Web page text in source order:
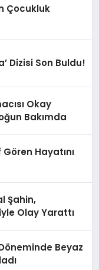
Çocukluk
Dizisi Son Buldu!
Okay
Bakımda
Hayatını
Şahin,
Olay Yarattı
Beyaz